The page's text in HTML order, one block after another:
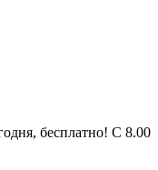
бесплатно! С 8.00